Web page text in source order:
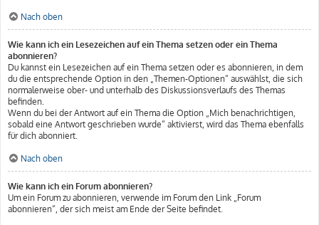
Nach oben
Wie kann ich ein Lesezeichen auf ein Thema setzen oder ein Thema
abonnieren?
Du kannst ein Lesezeichen auf ein Thema setzen oder es abonnieren, in dem
du die entsprechende Option in den „Themen-Optionen“ auswählst, die sich
normalerweise ober- und unterhalb des Diskussionsverlaufs des Themas
befinden.
Wenn du bei der Antwort auf ein Thema die Option „Mich benachrichtigen,
sobald eine Antwort geschrieben wurde“ aktivierst, wird das Thema ebenfalls
für dich abonniert.
Nach oben
Wie kann ich ein Forum abonnieren?
Um ein Forum zu abonnieren, verwende im Forum den Link „Forum
abonnieren“, der sich meist am Ende der Seite befindet.